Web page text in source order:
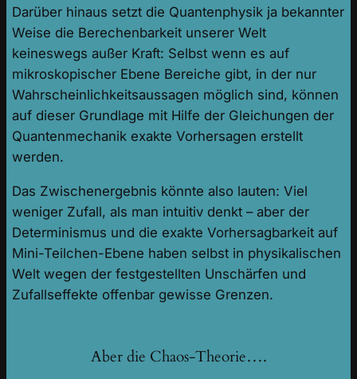
Darüber hinaus setzt die Quantenphysik ja bekannter
Weise die Berechenbarkeit unserer Welt
keineswegs außer Kraft: Selbst wenn es auf
mikroskopischer Ebene Bereiche gibt, in der nur
Wahrscheinlichkeitsaussagen möglich sind, können
auf dieser Grundlage mit Hilfe der Gleichungen der
Quantenmechanik exakte Vorhersagen erstellt
werden.
Das Zwischenergebnis könnte also lauten: Viel
weniger Zufall, als man intuitiv denkt – aber der
Determinismus und die exakte Vorhersagbarkeit auf
Mini-Teilchen-Ebene haben selbst in physikalischen
Welt wegen der festgestellten Unschärfen und
Zufallseffekte offenbar gewisse Grenzen.
Aber die Chaos-Theorie….